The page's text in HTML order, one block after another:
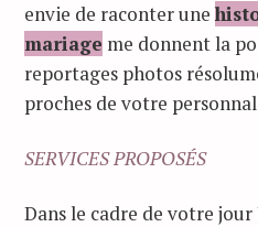
envie de raconter une
mariage me donnent la
reportages photos
proches de votre
SERVICES PROPOSÉS
Dans le cadre de votre jour